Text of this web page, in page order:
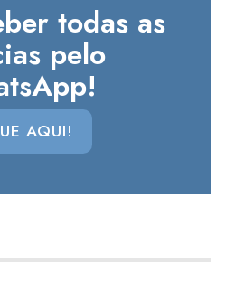
todas as
pelo
AQUI!